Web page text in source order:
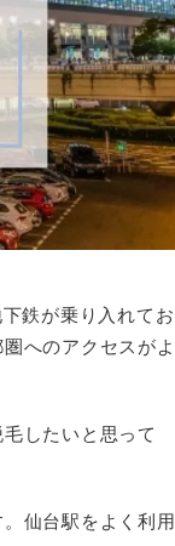
鉄が乗り入れてお
へのアクセスがよ
したいと思って
仙台駅をよく利用